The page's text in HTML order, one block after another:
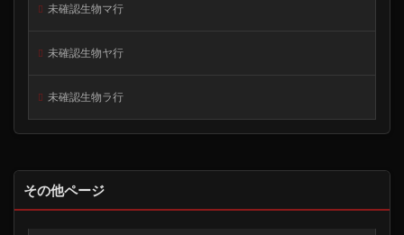
未確認生物マ行
未確認生物ヤ行
未確認生物ラ行
その他ページ